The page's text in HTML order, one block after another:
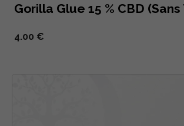
Gorilla Glue 15 % CBD (Sans
4.00 €